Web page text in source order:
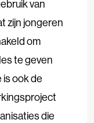
van
zijn jongeren
om
te geven
ook de
die